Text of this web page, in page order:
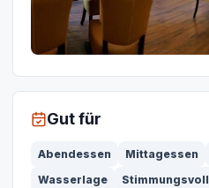
Gut für
Abendessen Mittagessen
Wasserlage
Stimmungsvoll